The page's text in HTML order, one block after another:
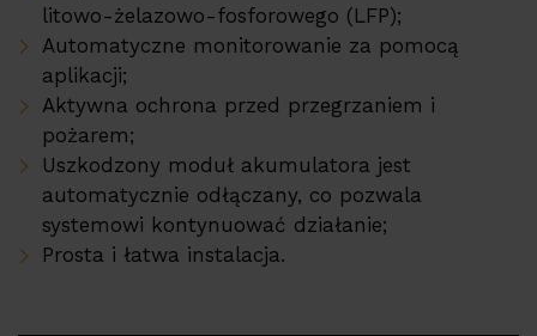
litowo-żelazowo-fosforowego (LFP);
Automatyczne monitorowanie za pomocą
aplikacji;
Aktywna ochrona przed przegrzaniem i
pożarem;
Uszkodzony moduł akumulatora jest
automatycznie odłączany, co pozwala
systemowi kontynuować działanie;
Prosta i łatwa instalacja.